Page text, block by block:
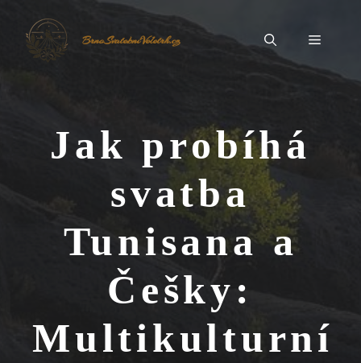
obsah
BrnoSvatebníVeletrh.cz Menu
Jak probíhá
svatba
Tunisana a
Češky:
Multikulturní